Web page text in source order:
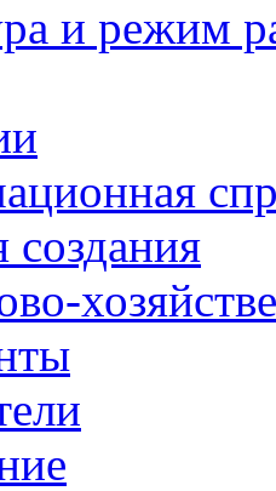
и режим
создания